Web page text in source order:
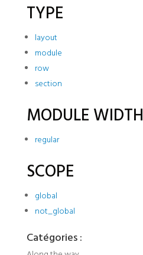
TYPE
layout
module
row
section
MODULE WIDTH
regular
SCOPE
global
not_global
Catégories :